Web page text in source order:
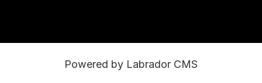
Powered by Labrador CMS